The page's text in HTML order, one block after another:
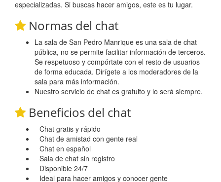
especializadas. Si buscas hacer amigos, este es tu lugar.
Normas del chat
La sala de San Pedro Manrique es una sala de chat
pública, no se permite facilitar información de terceros.
Se respetuoso y compórtate con el resto de usuarios
de forma educada. Dirígete a los moderadores de la
sala para más información.
Nuestro servicio de chat es gratuito y lo será siempre.
Beneficios del chat
Chat gratis y rápido
Chat de amistad con gente real
Chat en español
Sala de chat sin registro
Disponible 24/7
Ideal para hacer amigos y conocer gente